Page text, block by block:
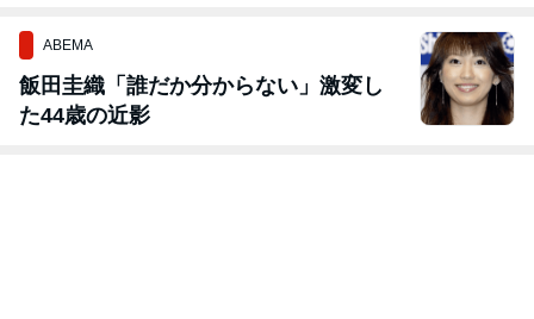
ABEMA
飯田圭織「誰だか分からない」激変し
た44歳の近影